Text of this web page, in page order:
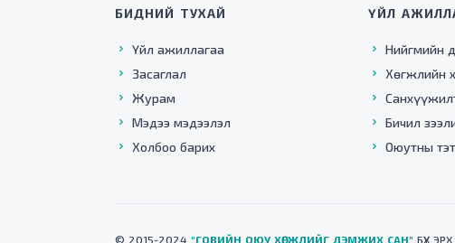
БИДНИЙ ТУХАЙ
Үйл ажиллагаа
Засаглал
Журам
Мэдээ мэдээлэл
Холбоо барих
ҮЙЛ
Нийгмийн
Хөгжлийн
Бичил
Оюутны
© 2015-2024 "ГОВИЙН ОЮУ ХӨГЖЛИЙГ ДЭМЖИХ САН" БҮХ